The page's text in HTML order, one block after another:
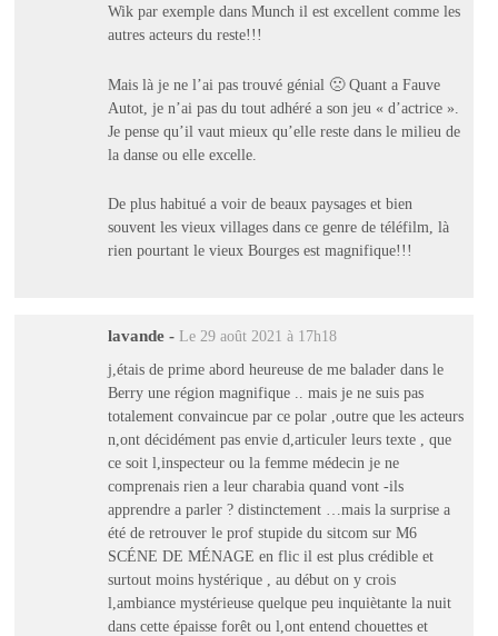
Wik par exemple dans Munch il est excellent comme les
autres acteurs du reste!!!
Mais là je ne l’ai pas trouvé génial 🙁 Quant a Fauve
Autot, je n’ai pas du tout adhéré a son jeu « d’actrice ».
Je pense qu’il vaut mieux qu’elle reste dans le milieu de
la danse ou elle excelle.
De plus habitué a voir de beaux paysages et bien
souvent les vieux villages dans ce genre de téléfilm, là
rien pourtant le vieux Bourges est magnifique!!!
lavande - Le 29 août 2021 à 17h18
j,étais de prime abord heureuse de me balader dans le
Berry une région magnifique .. mais je ne suis pas
totalement convaincue par ce polar ,outre que les acteurs
n,ont décidément pas envie d,articuler leurs texte , que
ce soit l,inspecteur ou la femme médecin je ne
comprenais rien a leur charabia quand vont -ils
apprendre a parler ? distinctement …mais la surprise a
été de retrouver le prof stupide du sitcom sur M6
SCÉNE DE MÉNAGE en flic il est plus crédible et
surtout moins hystérique , au début on y crois
l,ambiance mystérieuse quelque peu inquiètante la nuit
dans cette épaisse forêt ou l,ont entend chouettes et